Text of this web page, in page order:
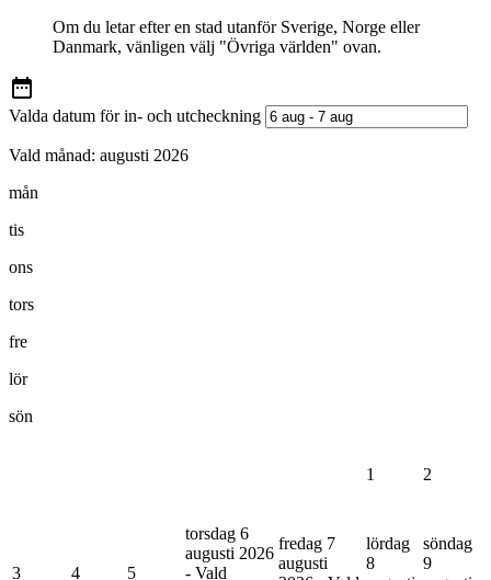
Om du letar efter en stad utanför Sverige, Norge eller
Danmark, vänligen välj "Övriga världen" ovan.
Valda datum för in- och utcheckning
Vald månad: augusti 2026
mån
tis
ons
tors
fre
lör
sön
1 2
3 4 5
torsdag 6
augusti 2026
- Vald
fredag 7
augusti
lördag
8
söndag
9